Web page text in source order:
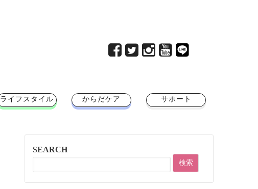
ライフスタイル からだケア サポート
SEARCH